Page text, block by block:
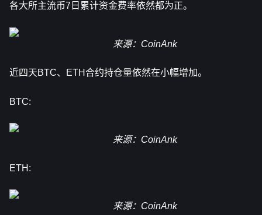
各大所主流币7日累计资金费率依然都为正。
来源：CoinAnk
近四天BTC、ETH合约持仓量依然在小幅增加。
BTC:
来源：CoinAnk
ETH:
来源：CoinAnk